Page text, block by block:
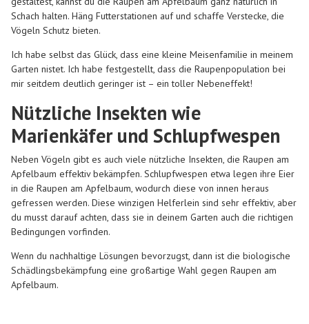
Schach halten. Häng Futterstationen auf und schaffe Verstecke, die
Vögeln Schutz bieten.
Ich habe selbst das Glück, dass eine kleine Meisenfamilie in meinem
Garten nistet. Ich habe festgestellt, dass die Raupenpopulation bei
mir seitdem deutlich geringer ist – ein toller Nebeneffekt!
Nützliche Insekten wie
Marienkäfer und Schlupfwespen
Neben Vögeln gibt es auch viele nützliche Insekten, die Raupen am
Apfelbaum effektiv bekämpfen. Schlupfwespen etwa legen ihre Eier
in die Raupen am Apfelbaum, wodurch diese von innen heraus
gefressen werden. Diese winzigen Helferlein sind sehr effektiv, aber
du musst darauf achten, dass sie in deinem Garten auch die richtigen
Bedingungen vorfinden.
Wenn du nachhaltige Lösungen bevorzugst, dann ist die biologische
Schädlingsbekämpfung eine großartige Wahl gegen Raupen am
Apfelbaum.